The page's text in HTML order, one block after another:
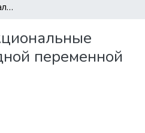
Линейные функциональные уравнения от одной переменной
переменной